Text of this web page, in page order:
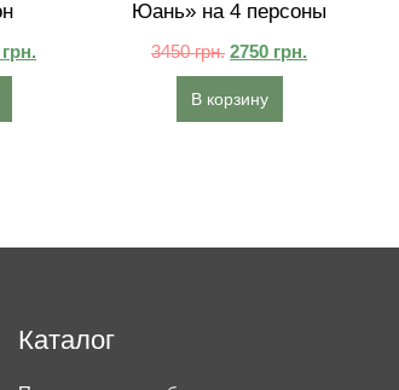
грн.
Юань» на 4 персоны
3450грн. 2750 грн.
В корзину
Каталог